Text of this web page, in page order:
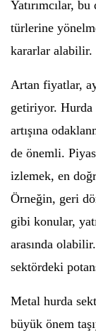
Yatırımcılar,
türlerine
kararlar alabilir.
Artan fiyatlar,
getiriyor. Hurda
artışına
de önemli.
izlemek, en
Örneğin, geri
gibi konular,
arasında
sektördeki
Metal hurda
büyük önem